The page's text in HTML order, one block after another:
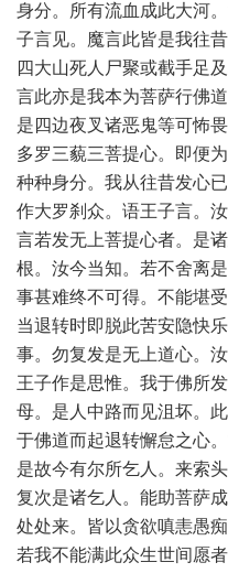
身分。所有流血成此大河
子言见。魔言此皆是我往
四大山死人尸聚或截手足
言此亦是我本为菩萨行佛
是四边夜叉诸恶鬼等可怖
多罗三藐三菩提心。即便
种种身分。我从往昔发心
作大罗刹众。语王子言。
言若发无上菩提心者。是
根。汝今当知。若不舍离
事甚难终不可得。不能堪
当退转时即脱此苦安隐快
事。勿复发是无上道心。
王子作是思惟。我于佛所
母。是人中路而见沮坏。
于佛道而起退转懈怠之心
是故今有尔所乞人。来索
复次是诸乞人。能助菩萨
处处来。皆以贪欲嗔恚愚
若我不能满此众生世间愿